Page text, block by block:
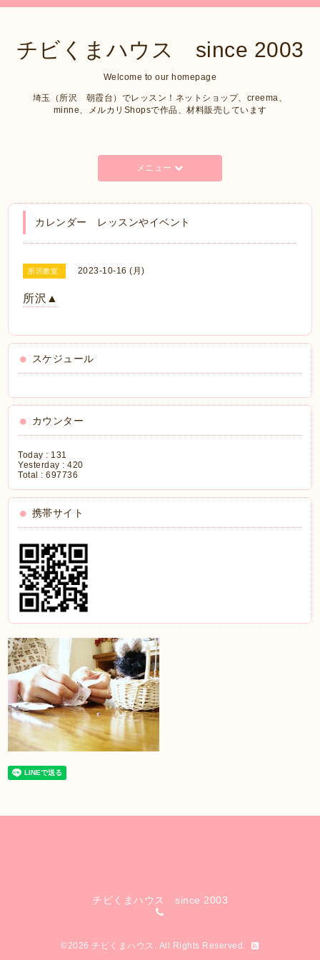
チビくまハウス since 2003
Welcome to our homepage
埼玉（所沢 朝霞台）でレッスン！ネットショップ、creema、
minne、メルカリShopsで作品、材料販売しています
メニュー
カレンダー レッスンやイベント
所沢教室 2023-10-16 (月)
所沢▲
スケジュール
カウンター
Today : 131
Yesterday :420
Total :697736
携帯サイト
チビくまハウス since 2003
©2026チビくまハウス . All Rights Reserved.